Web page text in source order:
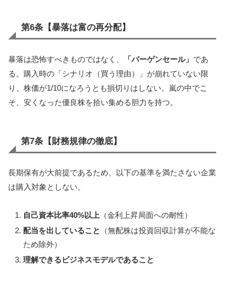
第6条【暴落は富の再分配】
暴落は恐怖すべきものではなく、 「バーゲンセール」 であ
る。購入時の「シナリオ（買う理由）」が崩れていない限
り、株価が1/10になろうとも損切りはしない。嵐の中でこ
そ、安くなった優良株を拾い集める胆力を持つ。
第7条【財務規律の徹底】
長期保有が大前提であるため、以下の基準を満たさない企業
は購入対象としない。
自己資本比率40%以上 （金利上昇局面への耐性）
配当を出していること
（無配株は投資回収計算が不能な
ため除外）
理解できるビジネスモデルであること